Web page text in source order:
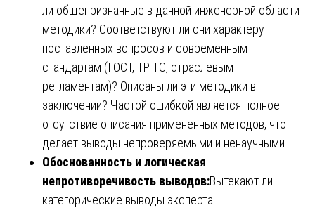
ли общепризнанные в данной инженерной области
методики? Соответствуют ли они характеру
поставленных вопросов и современным
стандартам (ГОСТ, ТР ТС, отраслевым
регламентам)? Описаны ли эти методики в
заключении? Частой ошибкой является полное
отсутствие описания примененных методов, что
делает выводы непроверяемыми и ненаучными .
Обоснованность и логическая
непротиворечивость выводов:Вытекают ли
категорические выводы эксперта